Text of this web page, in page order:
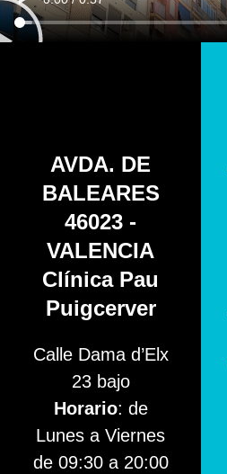
AVDA. DE
BALEARES
46023 -
VALENCIA
Clínica Pau
Puigcerver
Calle Dama d’Elx
23 bajo
Horario: de
Lunes a Viernes
de 09:30 a 20:00